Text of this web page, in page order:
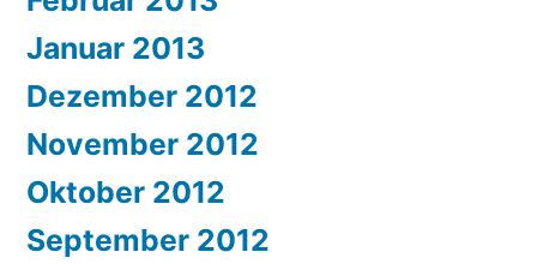
Januar 2013
Dezember 2012
November 2012
Oktober 2012
September 2012